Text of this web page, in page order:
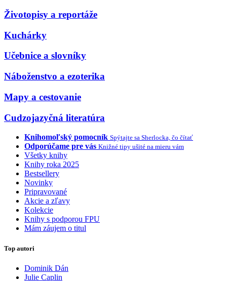
Životopisy a reportáže
Kuchárky
Učebnice a slovníky
Náboženstvo a ezoterika
Mapy a cestovanie
Cudzojazyčná literatúra
Knihomoľský pomocník Spýtajte sa Sherlocka, čo čítať
Odporúčame pre vás Knižné tipy ušité na mieru vám
Všetky knihy
Knihy roka 2025
Bestsellery
Novinky
Pripravované
Akcie a zľavy
Kolekcie
Knihy s podporou FPU
Mám záujem o titul
Top autori
Dominik Dán
Julie Caplin